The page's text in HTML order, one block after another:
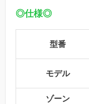
◎仕様◎
型番
モデル
ゾーン